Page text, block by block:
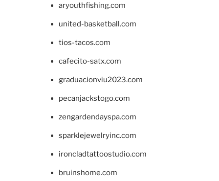
aryouthfishing.com
united-basketball.com
tios-tacos.com
cafecito-satx.com
graduacionviu2023.com
pecanjackstogo.com
zengardendayspa.com
sparklejewelryinc.com
ironcladtattoostudio.com
bruinshome.com